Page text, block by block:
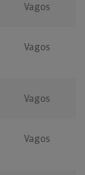
Vagos
Vagos
Vagos
Vagos